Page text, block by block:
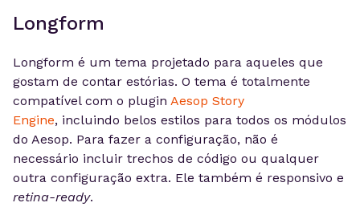
Longform
Longform é um tema projetado para aqueles que
gostam de contar estórias. O tema é totalmente
compatível com o plugin Aesop Story
Engine, incluindo belos estilos para todos os módulos
do Aesop. Para fazer a configuração, não é
necessário incluir trechos de código ou qualquer
outra configuração extra. Ele também é responsivo e
retina-ready.